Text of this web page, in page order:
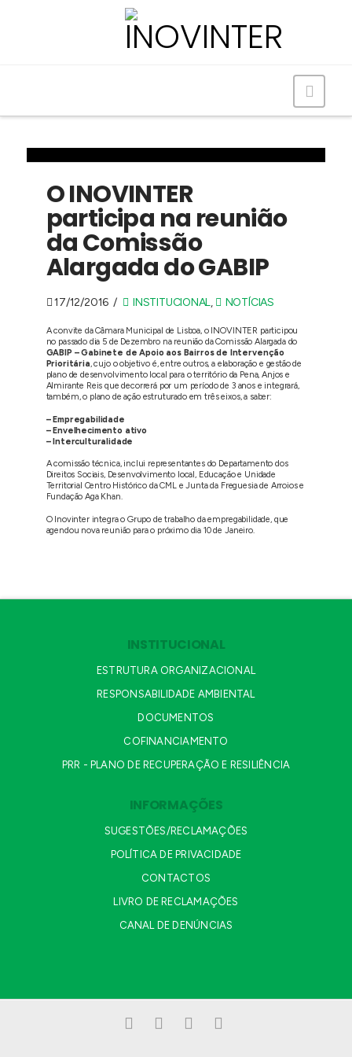
O INOVINTER
participa na reunião
da Comissão
Alargada do GABIP
17/12/2016 INSTITUCIONAL, NOTÍCIAS
A convite da Câmara Municipal de Lisboa, o INOVINTER participou
no passado dia 5 de Dezembro na reunião da Comissão Alargada do
GABIP – Gabinete de Apoio aos Bairros de Intervenção
Prioritária, cujo o objetivo é, entre outros, a elaboração e gestão de
plano de desenvolvimento local para o território da Pena, Anjos e
Almirante Reis que decorrerá por um período de 3 anos e integrará,
também, o plano de ação estruturado em três eixos, a saber:
– Empregabilidade
– Envelhecimento ativo
– Interculturalidade
A comissão técnica, inclui representantes do Departamento dos
Direitos Sociais, Desenvolvimento local, Educação e Unidade
Territorial Centro Histórico da CML e Junta da Freguesia de Arroios e
Fundação Aga Khan.
O Inovinter integra o Grupo de trabalho da empregabilidade, que
agendou nova reunião para o próximo dia 10 de Janeiro.
INSTITUCIONAL
ESTRUTURA ORGANIZACIONAL
RESPONSABILIDADE AMBIENTAL
DOCUMENTOS
COFINANCIAMENTO
PRR - PLANO DE RECUPERAÇÃO E RESILIÊNCIA
INFORMAÇÕES
SUGESTÕES/RECLAMAÇÕES
POLÍTICA DE PRIVACIDADE
CONTACTOS
LIVRO DE RECLAMAÇÕES
CANAL DE DENÚNCIAS